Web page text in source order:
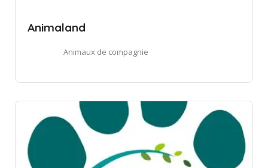
Animaland
Animaux de compagnie